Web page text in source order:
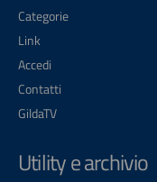
Categorie
Link
Accedi
Contatti
GildaTV
Utility e archivio